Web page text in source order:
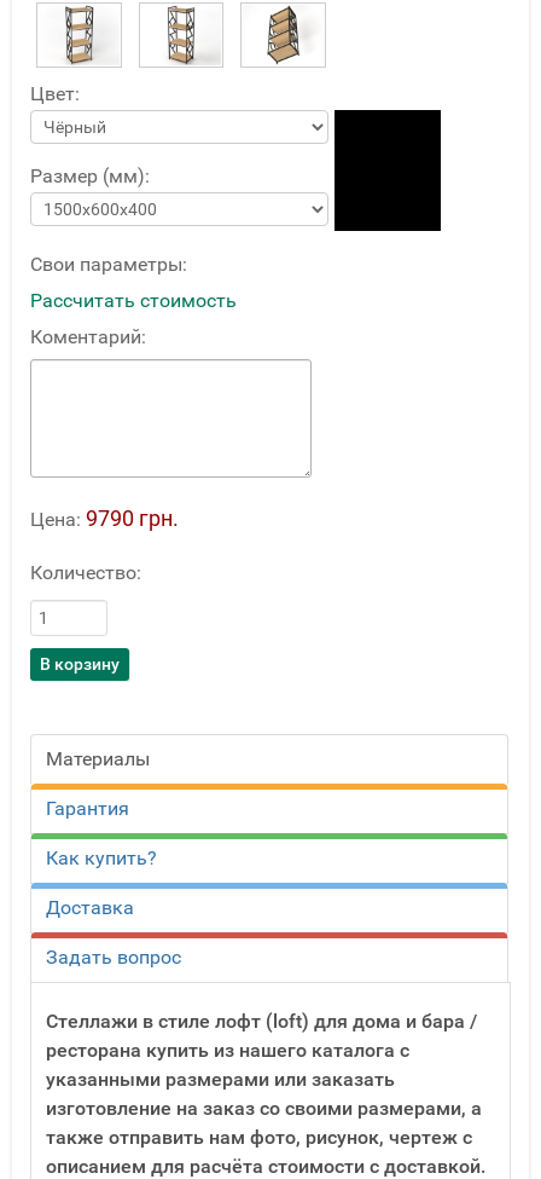
Цвет:
Размер (мм):
Свои параметры:
Рассчитать стоимость
Коментарий:
Цена: 9790 грн.
Количество:
Материалы
Гарантия
Как купить?
Доставка
Задать вопрос
Стеллажи в стиле лофт (loft) для дома и бара /
ресторана купить из нашего каталога с
указанными размерами или заказать
изготовление на заказ со своими размерами, а
также отправить нам фото, рисунок, чертеж с
описанием для расчёта стоимости с доставкой.